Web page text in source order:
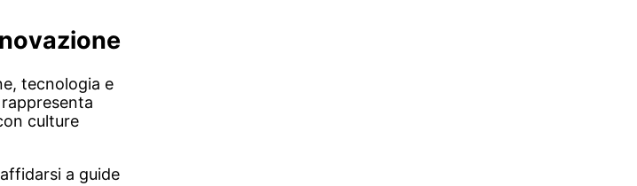
tecnologia e
culture
a guide